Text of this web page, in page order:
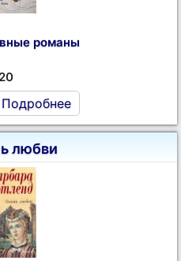
романы
Подробнее
любви